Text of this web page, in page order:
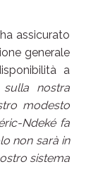
assicurato
generale
a
sulla nostra
modesto
Ndeké fa
non sarà in
sistema